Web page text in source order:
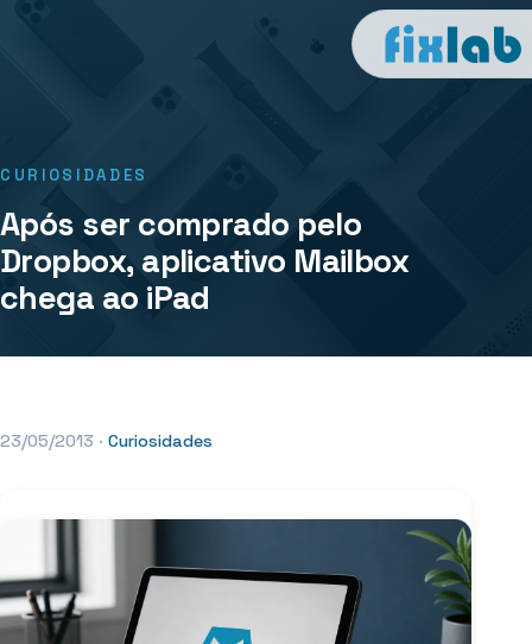
CURIOSIDADES
Após ser comprado pelo
Dropbox, aplicativo Mailbox
chega ao iPad
23/05/2013 · Curiosidades